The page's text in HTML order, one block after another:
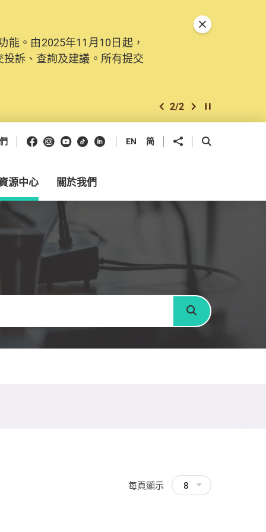
。由2025年11月10日起，
訴、查詢及建議。所有提交
上一個
2/2 下一個開始/暫停幻燈
關閉特別通告
Facebook
Instagram
Youtube
抖音領英 EN 简 分享到 開啟搜尋框
源中心 關於我們
搜尋
每頁顯示 8